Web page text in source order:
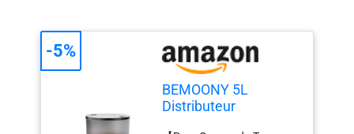
quand elle n'était pas là. Je
vais courir d'ici à là et
revenir. J'étais tellement
accidentellement cet
distributeur croquettes
chien, mais la nourriture n'a
BEMOONY 5L
Distributeur
-5%